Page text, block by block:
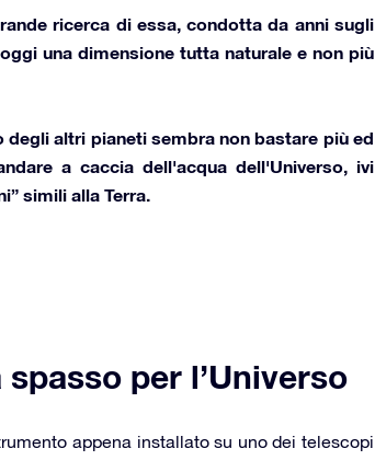
ricerca di essa, condotta da anni sugli
una dimensione tutta naturale e non più
degli altri pianeti sembra non bastare più ed
a caccia dell'acqua dell'Universo, ivi
simili alla Terra.
per l’Universo
appena installato su uno dei telescopi